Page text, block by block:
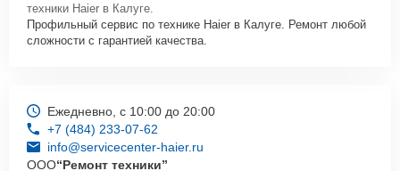
техники Haier в Калуге.
Профильный сервис по технике Haier в Калуге. Ремонт любой
сложности с гарантией качества.
Ежедневно, с 10:00 до 20:00
+7 (484) 233-07-62
info@servicecenter-haier.ru
ООО“Ремонт техники”